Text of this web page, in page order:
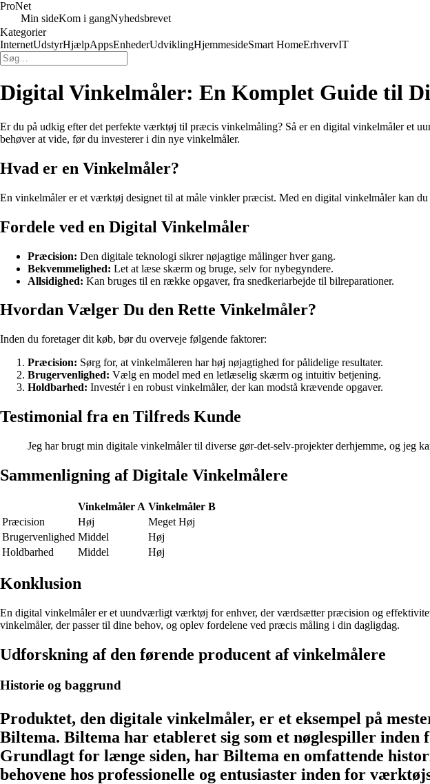
ProNet
Min sideKom i gangNyhedsbrevet
Kategorier
InternetUdstyrHjælpAppsEnhederUdviklingHjemmesideSmart HomeErhvervIT
Digital Vinkelmåler: En Komplet Guide til
Er du på udkig efter det perfekte værktøj til præcis vinkelmåling? Så er en digital vinkelmåler et
behøver at vide, før du investerer i din nye vinkelmåler.
Hvad er en Vinkelmåler?
En vinkelmåler er et værktøj designet til at måle vinkler præcist. Med en digital vinkelmåler kan
Fordele ved en Digital Vinkelmåler
Præcision: Den digitale teknologi sikrer nøjagtige målinger hver gang.
Bekvemmelighed: Let at læse skærm og bruge, selv for nybegyndere.
Allsidighed: Kan bruges til en række opgaver, fra snedkeriarbejde til bilreparationer.
Hvordan Vælger Du den Rette Vinkelmåler?
Inden du foretager dit køb, bør du overveje følgende faktorer:
Præcision: Sørg for, at vinkelmåleren har høj nøjagtighed for pålidelige resultater.
Brugervenlighed: Vælg en model med en letlæselig skærm og intuitiv betjening.
Holdbarhed: Investér i en robust vinkelmåler, der kan modstå krævende opgaver.
Testimonial fra en Tilfreds Kunde
Jeg har brugt min digitale vinkelmåler til diverse gør-det-selv-projekter derhjemme, og
Sammenligning af Digitale Vinkelmålere
Vinkelmåler A Vinkelmåler B
Præcision
Høj
Meget Høj
Brugervenlighed Middel
Høj
Holdbarhed
Middel Høj
Konklusion
En digital vinkelmåler er et uundværligt værktøj for enhver, der værdsætter præcision og
vinkelmåler, der passer til dine behov, og oplev fordelene ved præcis måling i din dagligdag.
Udforskning af den førende producent af vinkelmålere
Historie og baggrund
Produktet, den digitale vinkelmåler, er et eksempel på
Biltema. Biltema har etableret sig som et nøglespiller
Grundlagt for længe siden, har Biltema en omfattende
behovene hos professionelle og entusiaster inden for